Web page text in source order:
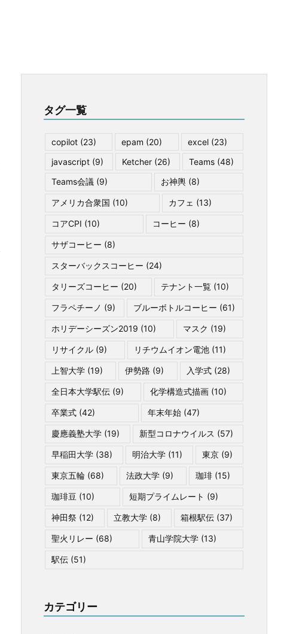
タグ一覧
copilot (23) epam (20) excel(23)
javascript (9) Ketcher (26) Teams (48)
Teams会議 (9) お神輿(8)
アメリカ合衆国 (10) カフェ (13)
コアCPI (10) コーヒー (8)
サザコーヒー (8)
スターバックスコーヒー (24)
タリーズコーヒー (20) テナント一覧(10)
フラペチーノ (9) ブルーボトルコーヒー (61)
ホリデーシーズン2019 (10) マスク (19)
リサイクル (9) リチウムイオン電池(11)
上智大学 (19) 伊勢路 (9) 入学式(28)
全日本大学駅伝 (9) 化学構造式描画(10)
卒業式 (42) 年末年始 (47)
慶應義塾大学 (19) 新型コロナウイルス (57)
早稲田大学 (38) 明治大学 (11) 東京 (9)
東京五輪 (68) 法政大学 (9) 珈琲 (15)
珈琲豆 (10) 短期プライムレート (9)
神田祭 (12) 立教大学 (8) 箱根駅伝 (37)
聖火リレー (68) 青山学院大学 (13)
駅伝 (51)
カテゴリー